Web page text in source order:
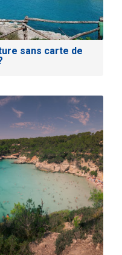
sans carte de